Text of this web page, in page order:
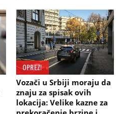
OPREZ!
Vozači u Srbiji moraju da
znaju za spisak ovih
lokacija: Velike kazne za